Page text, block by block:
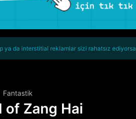
ya da interstitial reklamlar sizi rahatsız ediyorsa
Fantastik
of Zang Hai